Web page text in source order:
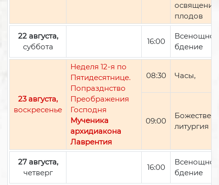
освящение
плодов
22 августа,
суббота
16:00
Всенощное
бдение
23 августа,
воскресенье
Неделя 12-я по
Пятидесятнице.
Попразднство
Преображения
Господня
Мученика
архидиакона
Лаврентия
08:30 Часы,
09:00
литургия
27 августа,
четверг
16:00
Всенощное
бдение